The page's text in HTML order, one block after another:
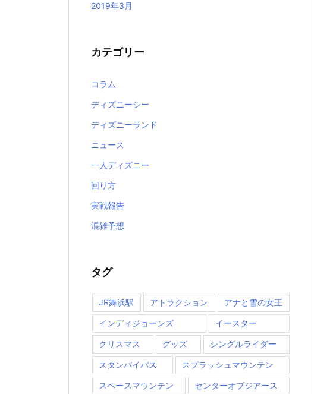
2019年3月
カテゴリー
コラム
ディズニーシー
ディズニーランド
ニュース
一人ディズニー
回り方
実戦報告
混雑予想
タグ
JR舞浜駅 アトラクション アナと雪の女王
インディジョーンズ イースター
クリスマス グッズ シングルライダー
スタンバイパス スプラッシュマウンテン
スペースマウンテン センターオブジアース